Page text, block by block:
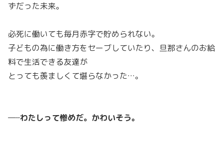
ずだった未来。
必死に働いても毎月赤字で貯められない。
子どもの為に働き方をセーブしていたり、旦那さんのお給
料で生活できる友達が
とっても羨ましくて堪らなかった…。
―‐‐わたしって惨めだ。かわいそう。